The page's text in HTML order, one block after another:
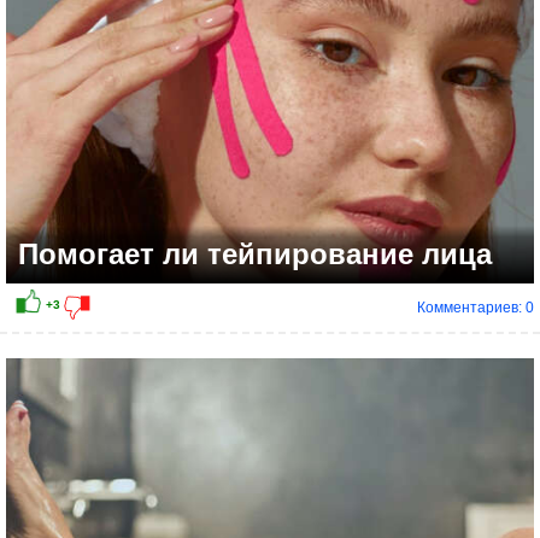
Помогает ли тейпирование лица
Комментариев: 0